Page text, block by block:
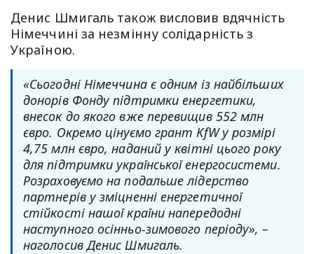
Денис Шмигаль також висловив вдячність
Німеччині за незмінну солідарність з
Україною.
«Сьогодні Німеччина є одним із найбільших
донорів Фонду підтримки енергетики,
внесок до якого вже перевищив 552 млн
євро. Окремо цінуємо грант KfW у розмірі
4,75 млн євро, наданий у квітні цього року
для підтримки української енергосистеми.
Розраховуємо на подальше лідерство
партнерів у зміцненні енергетичної
стійкості нашої країни напередодні
наступного осінньо-зимового періоду», –
наголосив Денис Шмигаль.